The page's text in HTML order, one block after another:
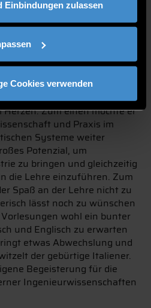
Einbindungen zulassen
Cookies verwenden
erworben habe, an die
den Bau von
Bedingungen zuverlässig
Versagen keine Option ist“,
für seine zukünftige Tätigkeit
Herzen. Zum einen möchte er
und Praxis im
Systeme weiter
Potenzial, um
zu bringen und gleichzeitig
die Lehre einzuführen. Zum
Spaß an der Lehre nicht zu
lässt noch zu wünschen
wohl ein bunter
und Englisch zu erwarten
etwas Abwechslung und
der gebürtige Italiener.
Begeisterung für die
Ingenieurwissenschaften